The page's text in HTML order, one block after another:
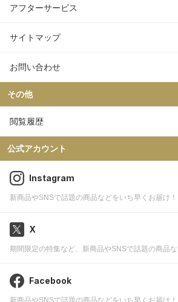
アフターサービス
サイトマップ
お問い合わせ
その他
閲覧履歴
公式アカウント
Instagram
新商品やSNSで話題の商品などをいち早くお届け！
X
期間限定の特集など、新商品やSNSで話題の商品
Facebook
新商品やSNSで話題の商品などをいち早くお届け！